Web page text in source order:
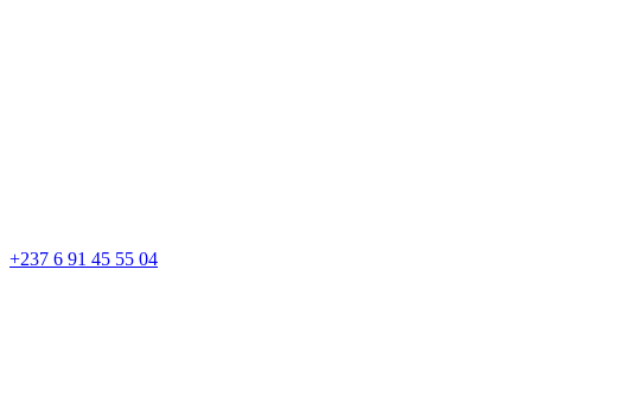
+237 6 91 45 55 04